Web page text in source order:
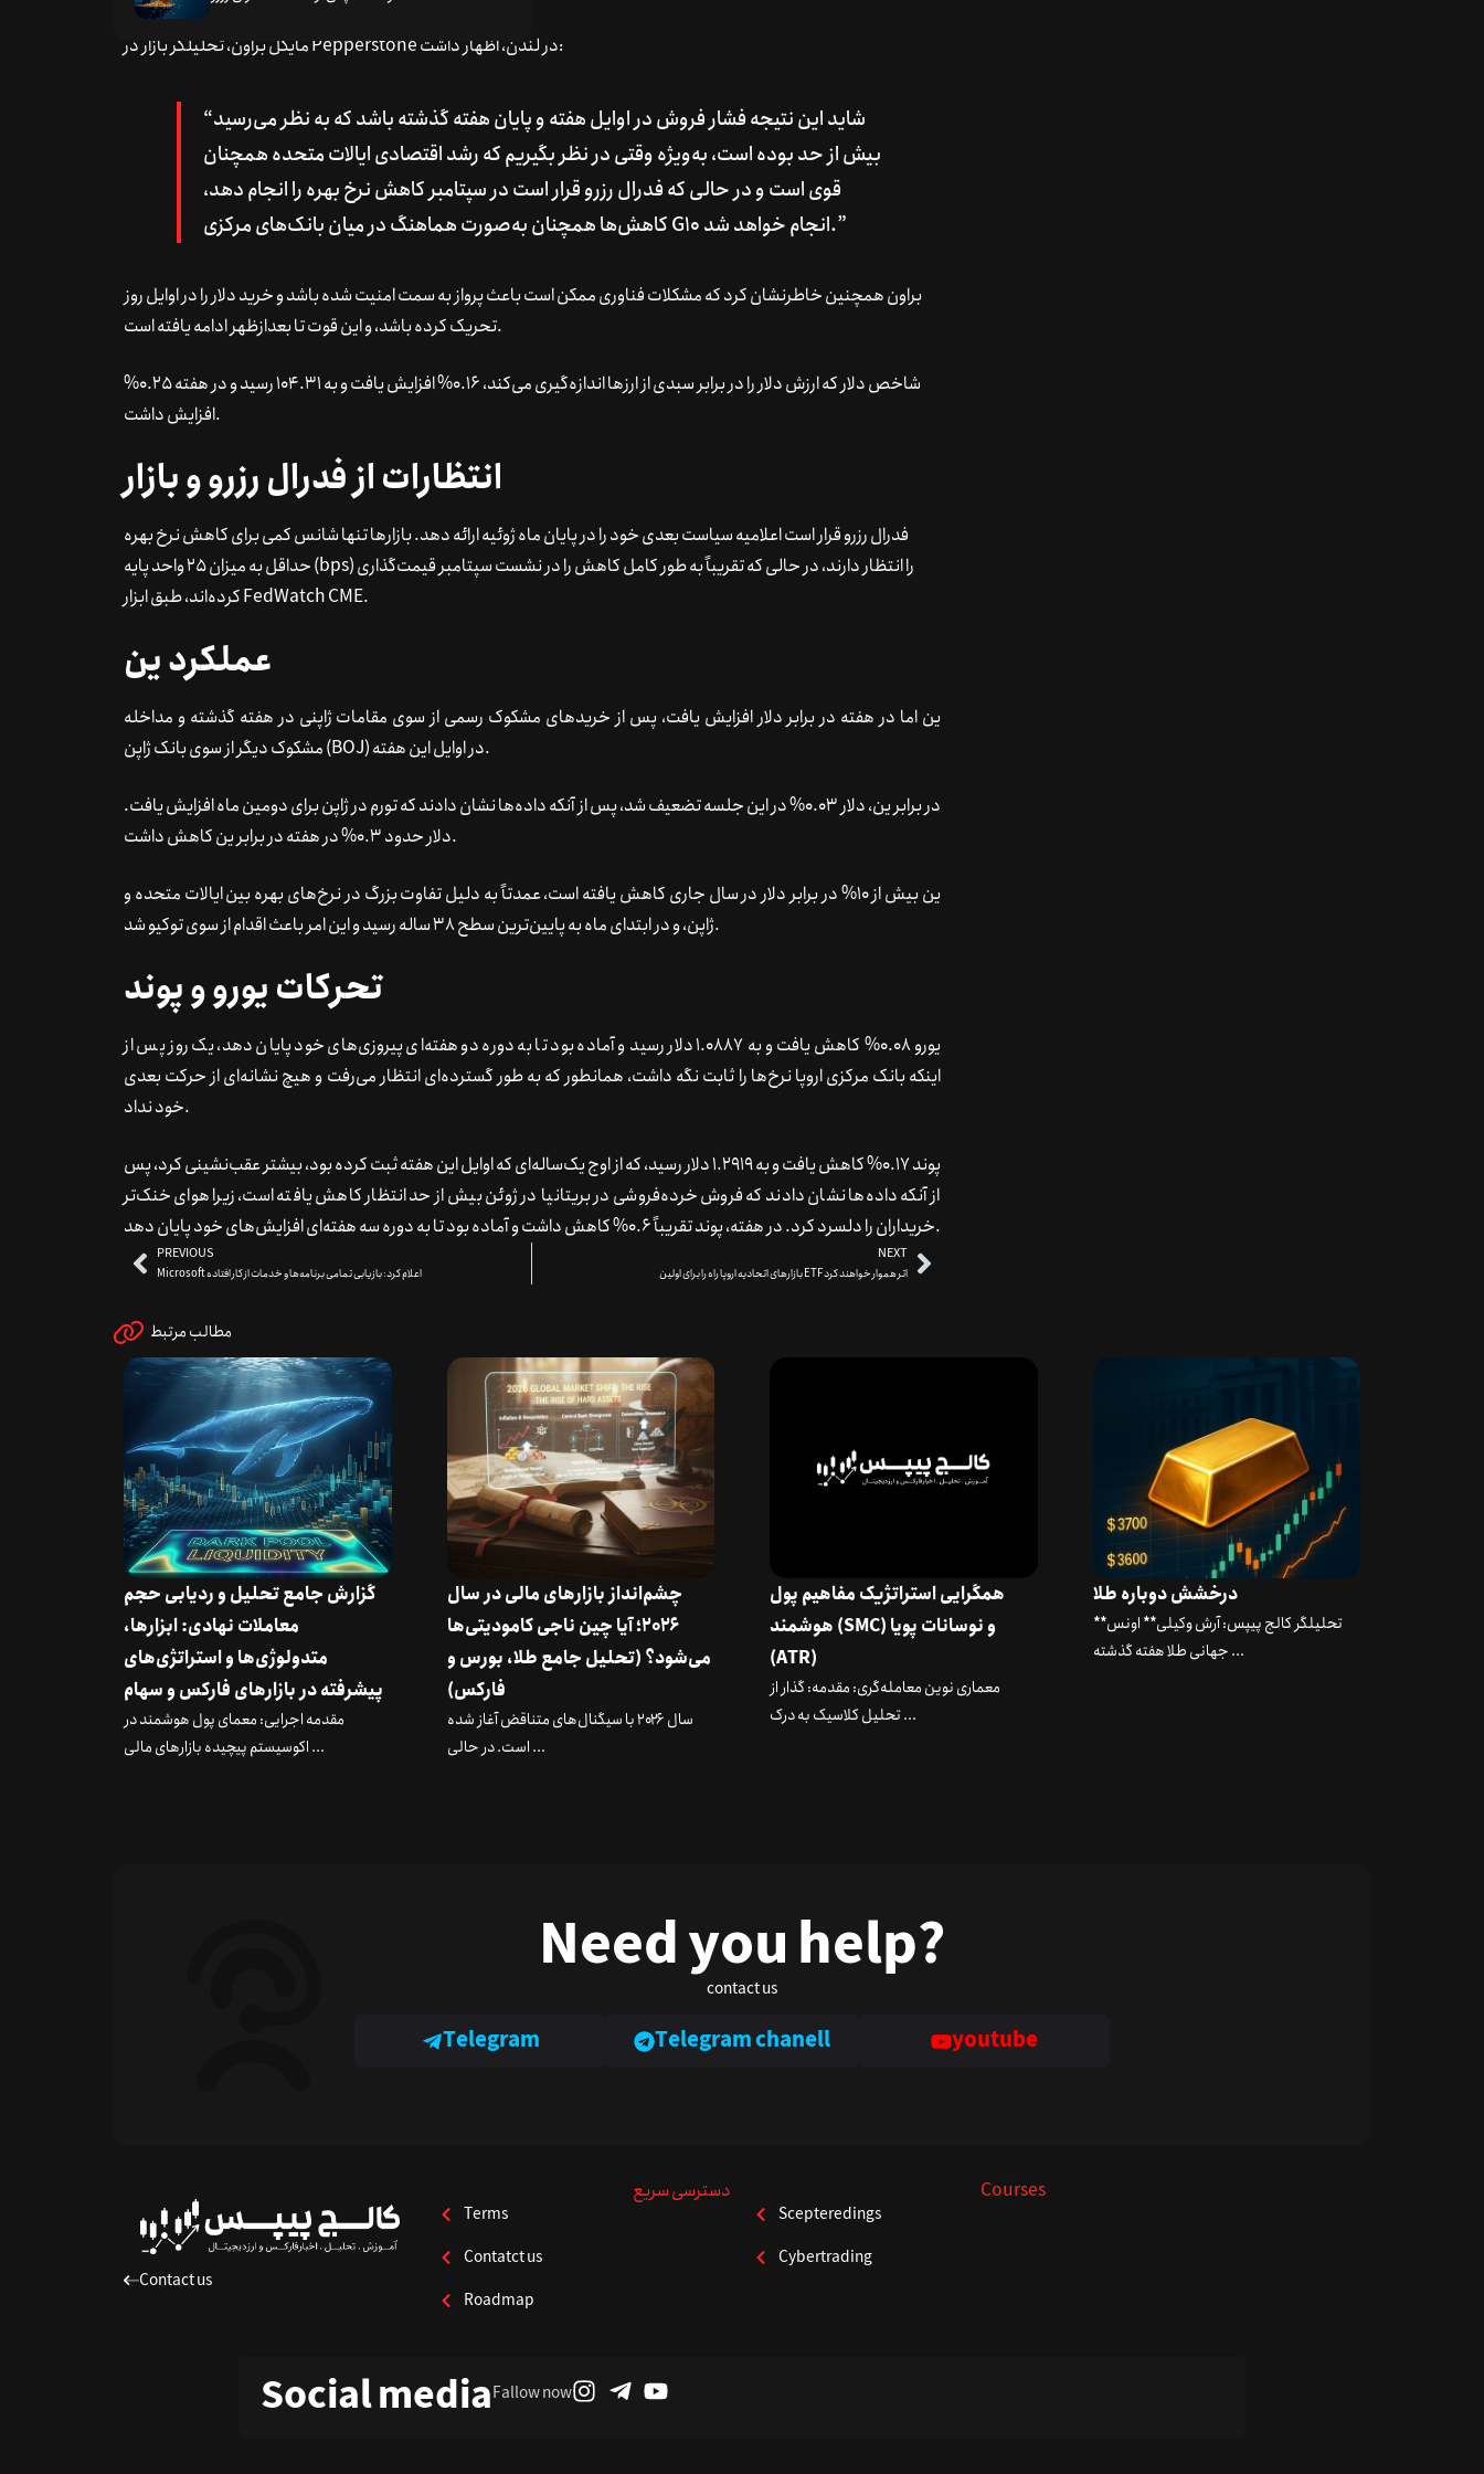
مایکل براون، تحلیلگر بازار در Pepperstone در لندن، اظهار داشت:
“شاید این نتیجه فشار فروش در اوایل هفته و پایان هفته گذشته باشد که به نظر می‌رسید
بیش از حد بوده است، به‌ویژه وقتی در نظر بگیریم که رشد اقتصادی ایالات متحده همچنان
قوی است و در حالی که فدرال رزرو قرار است در سپتامبر کاهش نرخ بهره را انجام دهد،
کاهش‌ها همچنان به‌صورت هماهنگ در میان بانک‌های مرکزی G10 انجام خواهد شد.”
براون همچنین خاطرنشان کرد که مشکلات فناوری ممکن است باعث پرواز به سمت امنیت شده باشد و خرید دلار را در اوایل روز
تحریک کرده باشد، و این قوت تا بعدازظهر ادامه یافته است.
شاخص دلار که ارزش دلار را در برابر سبدی از ارزها اندازه‌گیری می‌کند، 0.16% افزایش یافت و به 104.31 رسید و در هفته 0.25%
افزایش داشت.
انتظارات از فدرال رزرو و بازار
فدرال رزرو قرار است اعلامیه سیاست بعدی خود را در پایان ماه ژوئیه ارائه دهد. بازارها تنها شانس کمی برای کاهش نرخ بهره
حداقل به میزان 25 واحد پایه (bps) را انتظار دارند، در حالی که تقریباً به طور کامل کاهش را در نشست سپتامبر قیمت‌گذاری
کرده‌اند، طبق ابزار FedWatch CME.
عملکرد ین
ین اما در هفته در برابر دلار افزایش یافت، پس از خریدهای مشکوک رسمی از سوی مقامات ژاپنی در هفته گذشته و مداخله
مشکوک دیگر از سوی بانک ژاپن (BOJ) در اوایل این هفته.
در برابر ین، دلار 0.03% در این جلسه تضعیف شد، پس از آنکه داده‌ها نشان دادند که تورم در ژاپن برای دومین ماه افزایش یافت.
دلار حدود 0.3% در هفته در برابر ین کاهش داشت.
ین بیش از 10% در برابر دلار در سال جاری کاهش یافته است، عمدتاً به دلیل تفاوت بزرگ در نرخ‌های بهره بین ایالات متحده و
ژاپن، و در ابتدای ماه به پایین‌ترین سطح 38 ساله رسید و این امر باعث اقدام از سوی توکیو شد.
تحرکات یورو و پوند
یورو 0.08% کاهش یافت و به 1.0887 دلار رسید و آماده بود تا به دوره دو هفته‌ای پیروزی‌های خود پایان دهد، یک روز پس از
اینکه بانک مرکزی اروپا نرخ‌ها را ثابت نگه داشت، همانطور که به طور گسترده‌ای انتظار می‌رفت و هیچ نشانه‌ای از حرکت بعدی
خود نداد.
پوند 0.17% کاهش یافت و به 1.2919 دلار رسید، که از اوج یک‌ساله‌ای که اوایل این هفته ثبت کرده بود، بیشتر عقب‌نشینی کرد، پس
از آنکه داده‌ها نشان دادند که فروش خرده‌فروشی در بریتانیا در ژوئن بیش از حد انتظار کاهش یافته است، زیرا هوای خنک‌تر
خریداران را دلسرد کرد. در هفته، پوند تقریباً 0.6% کاهش داشت و آماده بود تا به دوره سه هفته‌ای افزایش‌های خود پایان دهد.
PREVIOUS
Microsoft اعلام کرد: بازیابی تمامی برنامه‌ها و خدمات از کار افتاده
NEXT
بازارهای اتحادیه اروپا راه را برای اولین ETF اتر هموار خواهند کرد
مطالب مرتبط
گزارش جامع تحلیل و ردیابی حجم
معاملات نهادی: ابزارها،
متدولوژی‌ها و استراتژی‌های
پیشرفته در بازارهای فارکس و سهام
مقدمه اجرایی: معمای پول هوشمند در
اکوسیستم پیچیده بازارهای مالی ...
چشم‌انداز بازارهای مالی در سال
۲۰۲۶؛ آیا چین ناجی کامودیتی‌ها
می‌شود؟ (تحلیل جامع طلا، بورس و
فارکس)
سال ۲۰۲۶ با سیگنال‌های متناقض آغاز شده
است. در حالی ...
همگرایی استراتژیک مفاهیم پول
هوشمند (SMC) و نوسانات پویا
(ATR)
معماری نوین معامله‌گری: مقدمه: گذار از
تحلیل کلاسیک به درک ...
درخشش دوباره طلا
**تحلیلگر کالج پیپس: آرش وکیلی** اونس
جهانی طلا هفته گذشته ...
Need you help?
contact us
Telegram Telegram chanell youtube
Contact us
دسترسی سریع
Terms
Contatct us
Roadmap
Courses
Scepteredings
Cybertrading
Social mediaFallow now